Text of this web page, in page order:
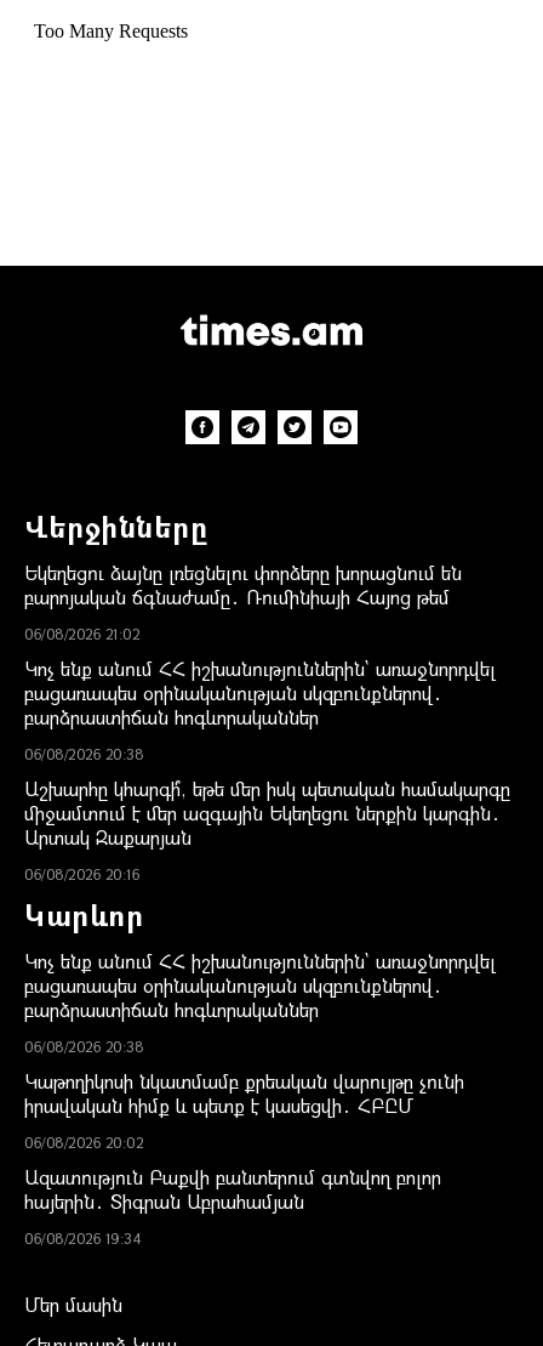
Վերջինները
Եկեղեցու ձայնը լռեցնելու փորձերը խորացնում են
բարոյական ճգնաժամը․ Ռումինիայի Հայոց թեմ
06/08/2026 21:02
Կոչ ենք անում ՀՀ իշխանություններին` առաջնորդվել
բացառապես օրինականության սկզբունքներով․
բարձրաստիճան հոգևորականներ
06/08/2026 20:38
Աշխարհը կհարգի՞, եթե մեր իսկ պետական համակարգը
միջամտում է մեր ազգային Եկեղեցու ներքին կարգին․
Արտակ Զաքարյան
06/08/2026 20:16
Կարևոր
Կոչ ենք անում ՀՀ իշխանություններին` առաջնորդվել
բացառապես օրինականության սկզբունքներով․
բարձրաստիճան հոգևորականներ
06/08/2026 20:38
Կաթողիկոսի նկատմամբ քրեական վարույթը չունի
իրավական հիմք և պետք է կասեցվի․ ՀԲԸՄ
06/08/2026 20:02
Ազատություն Բաքվի բանտերում գտնվող բոլոր
հայերին․ Տիգրան Աբրահամյան
06/08/2026 19:34
Մեր մասին